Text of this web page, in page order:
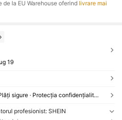
la EU Warehouse oferind livrare mai
19
Plată la livrare disponibilă · Plăți sigure · Protecția confidențialității
profesionist: SHEIN